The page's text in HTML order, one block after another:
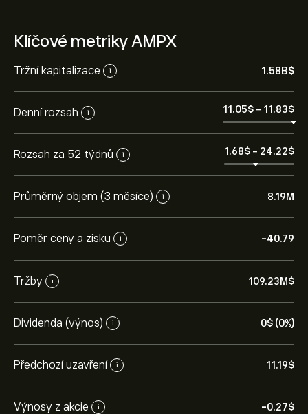
Klíčové metriky AMPX
Tržní kapitalizace i 1.58B‎$‎
Denní rozsah i 11.05‎$‎ - 11.83‎$‎
Rozsah za 52 týdnů i 1.68‎$‎ - 24.22‎$‎
Průměrný objem (3 měsíce) i 8.19M
Poměr ceny a zisku i -40.79
Tržby i 109.23M‎$‎
Dividenda (výnos) i 0‎$‎ (0%)
Předchozí uzavření i 11.19‎$‎
Výnosy z akcie i -0.27‎$‎